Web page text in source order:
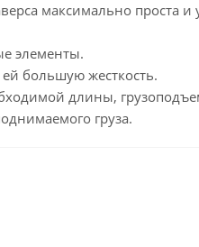
максимально проста и
элементы.
большую жесткость.
длины,
груза.